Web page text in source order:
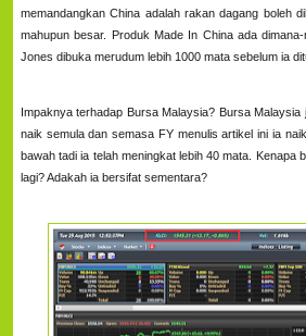
memandangkan China adalah rakan dagang boleh
mahupun besar. Produk Made In China ada
Jones dibuka merudum lebih 1000 mata sebelum ia
Impaknya terhadap Bursa Malaysia? Bursa
naik semula dan semasa FY menulis artikel ini ia
bawah tadi ia telah meningkat lebih 40 mata. Kenapa
lagi? Adakah ia bersifat sementara?